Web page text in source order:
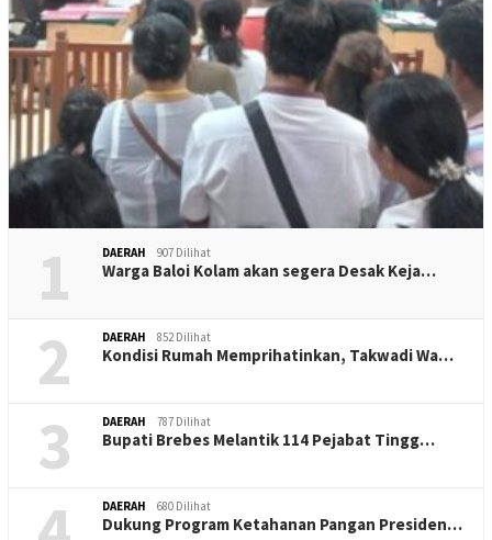
1 DAERAH 907 Dilihat
Warga Baloi Kolam akan segera Desak Keja…
2 DAERAH 852 Dilihat
Kondisi Rumah Memprihatinkan, Takwadi Wa…
3 DAERAH 787 Dilihat
Bupati Brebes Melantik 114 Pejabat Tingg…
DAERAH 680 Dilihat
Dukung Program Ketahanan Pangan Presiden…